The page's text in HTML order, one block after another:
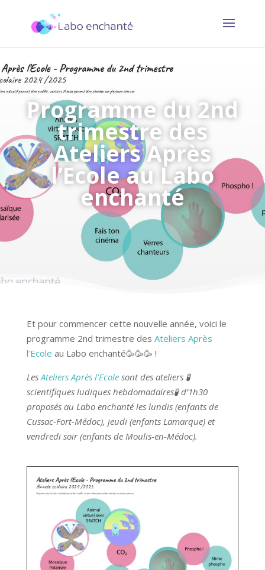
Programme du 2nd
trimestre des
Ateliers Après
l’Ecole au Labo
enchanté
Et pour commencer cette nouvelle année, voici le
programme 2nd trimestre des Ateliers Après
l’Ecole au Labo enchanté🥳🥳🥳 !
LesAteliers Après l’Ecolesont des ateliers 🧪
scientifiques ludiques hebdomadaires🧪 d’1h30
proposés au Labo enchanté les lundis (enfants de
Cussac-Fort-Médoc), jeudi (enfants Lamarque) et
vendredi soir (enfants de Moulis-en-Médoc).